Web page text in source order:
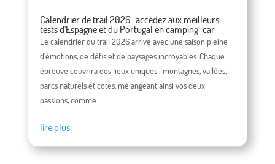
Calendrier de trail 2026 : accédez aux meilleurs
tests d'Espagne et du Portugal en camping-car
Le calendrier du trail 2026 arrive avec une saison pleine
d'émotions, de défis et de paysages incroyables. Chaque
épreuve couvrira des lieux uniques : montagnes, vallées,
parcs naturels et côtes, mélangeant ainsi vos deux
passions, comme...
lire plus